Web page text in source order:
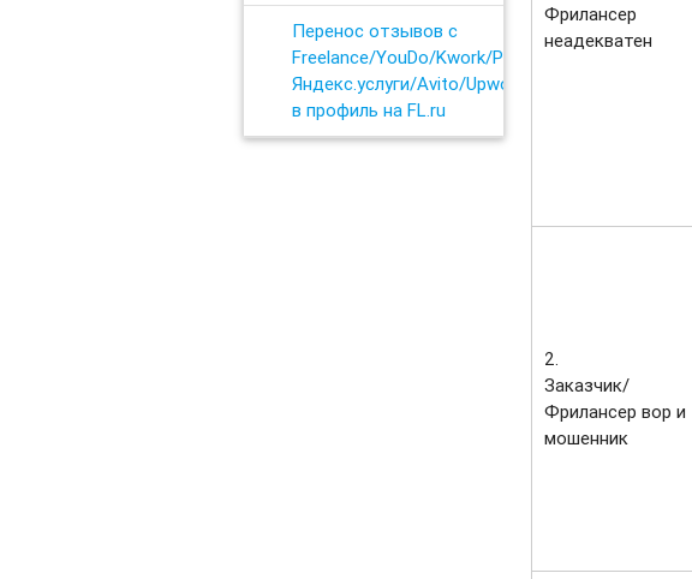
Перенос отзывов с
Freelance/YouDo/Kwork/Profi.ru/
Яндекс.услуги/Avito/Upwork
в профиль на FL.ru
Фрилансер
неадекватен
2.
Заказчик/
Фрилансер вор и
мошенник